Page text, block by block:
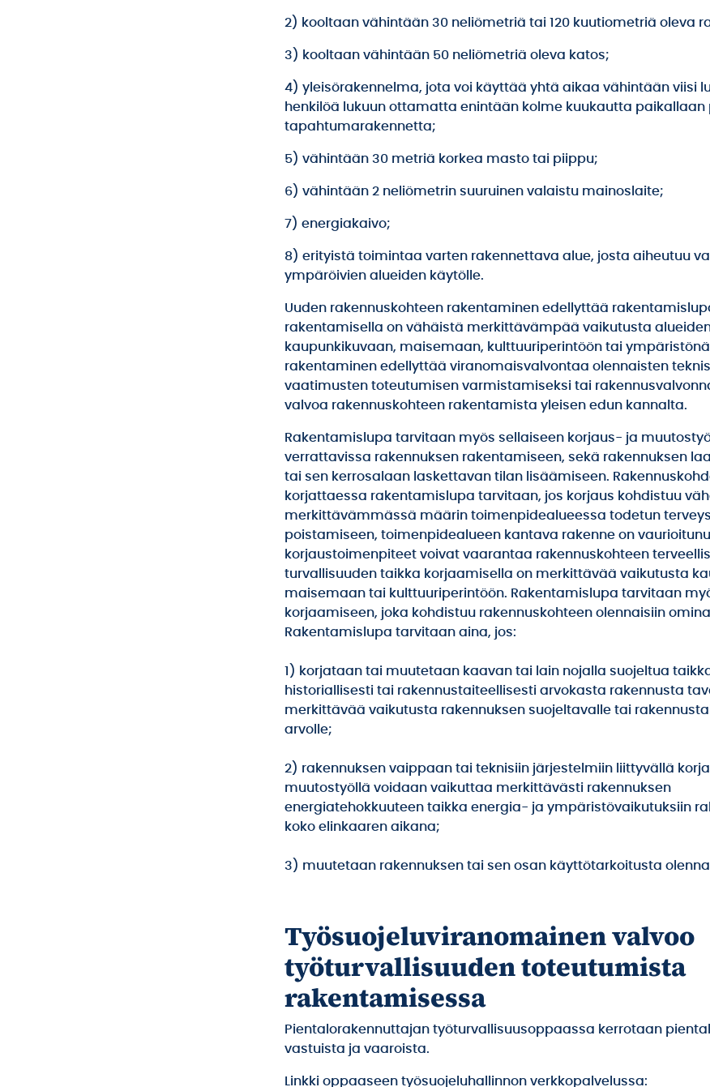
2) kooltaan vähintään 30 neliömetriä tai 120 kuutiometriä oleva
3) kooltaan vähintään 50 neliömetriä oleva katos;
4) yleisörakennelma, jota voi käyttää yhtä aikaa vähintään viisi
henkilöä lukuun ottamatta enintään kolme kuukautta
tapahtumarakennetta;
5) vähintään 30 metriä korkea masto tai piippu;
6) vähintään 2 neliömetrin suuruinen valaistu mainoslaite;
7) energiakaivo;
8) erityistä toimintaa varten rakennettava alue, josta aiheutuu
ympäröivien alueiden käytölle.
Uuden rakennuskohteen rakentaminen edellyttää
rakentamisella on vähäistä merkittävämpää vaikutusta
kaupunkikuvaan, maisemaan, kulttuuriperintöön tai
rakentaminen edellyttää viranomaisvalvontaa olennaisten
vaatimusten toteutumisen varmistamiseksi tai
valvoa rakennuskohteen rakentamista yleisen edun kannalta.
Rakentamislupa tarvitaan myös sellaiseen korjaus- ja
verrattavissa rakennuksen rakentamiseen, sekä rakennuksen
tai sen kerrosalaan laskettavan tilan lisäämiseen.
korjattaessa rakentamislupa tarvitaan, jos korjaus kohdistuu
merkittävämmässä määrin toimenpidealueessa todetun
poistamiseen, toimenpidealueen kantava rakenne on
korjaustoimenpiteet voivat vaarantaa rakennuskohteen
turvallisuuden taikka korjaamisella on merkittävää vaikutusta
maisemaan tai kulttuuriperintöön. Rakentamislupa tarvitaan
korjaamiseen, joka kohdistuu rakennuskohteen olennaisiin
Rakentamislupa tarvitaan aina, jos:
1) korjataan tai muutetaan kaavan tai lain nojalla suojeltua
historiallisesti tai rakennustaiteellisesti arvokasta rakennusta
merkittävää vaikutusta rakennuksen suojeltavalle tai
arvolle;
2) rakennuksen vaippaan tai teknisiin järjestelmiin liittyvällä
muutostyöllä voidaan vaikuttaa merkittävästi rakennuksen
energiatehokkuuteen taikka energia- ja ympäristövaikutuksiin
koko elinkaaren aikana;
3) muutetaan rakennuksen tai sen osan käyttötarkoitusta
Työsuojeluviranomainen valvoo
työturvallisuuden toteutumista
rakentamisessa
Pientalorakennuttajan työturvallisuusoppaassa kerrotaan
vastuista ja vaaroista.
Linkki oppaaseen työsuojeluhallinnon verkkopalvelussa: